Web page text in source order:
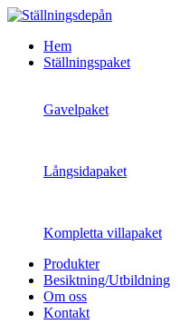
Hem
Ställningspaket
Gavelpaket
Långsidapaket
Kompletta villapaket
Produkter
Besiktning/Utbildning
Om oss
Kontakt